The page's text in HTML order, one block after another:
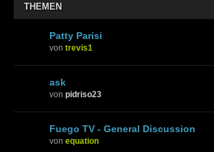
THEMEN
Patty Parisi
von trevis1
ask
von pidriso23
Fuego TV - General Discussion
von equation